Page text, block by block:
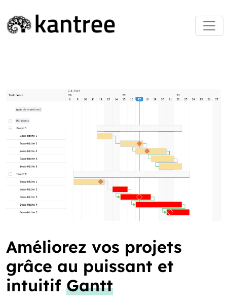
Améliorez vos projets
grâce au puissant et
intuitif Gantt